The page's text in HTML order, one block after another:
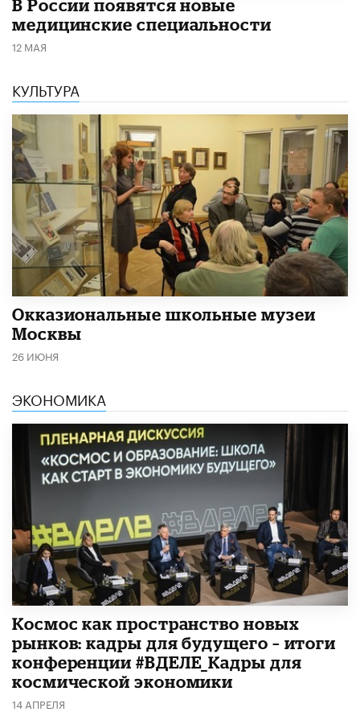
В России появятся новые
медицинские специальности
12 МАЯ
КУЛЬТУРА
​Окказиональные школьные музеи
Москвы
26 ИЮНЯ
ЭКОНОМИКА
Космос как пространство новых
рынков: кадры для будущего – итоги
конференции #ВДЕЛЕ_Кадры для
космической экономики
14 АПРЕЛЯ